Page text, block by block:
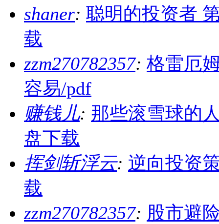
shaner: 聪明的投资者
载
zzm270782357: 格雷厄
容易/pdf
赚钱儿: 那些滚雪球的
盘下载
挥剑斩浮云: 逆向投资
载
zzm270782357: 股市避